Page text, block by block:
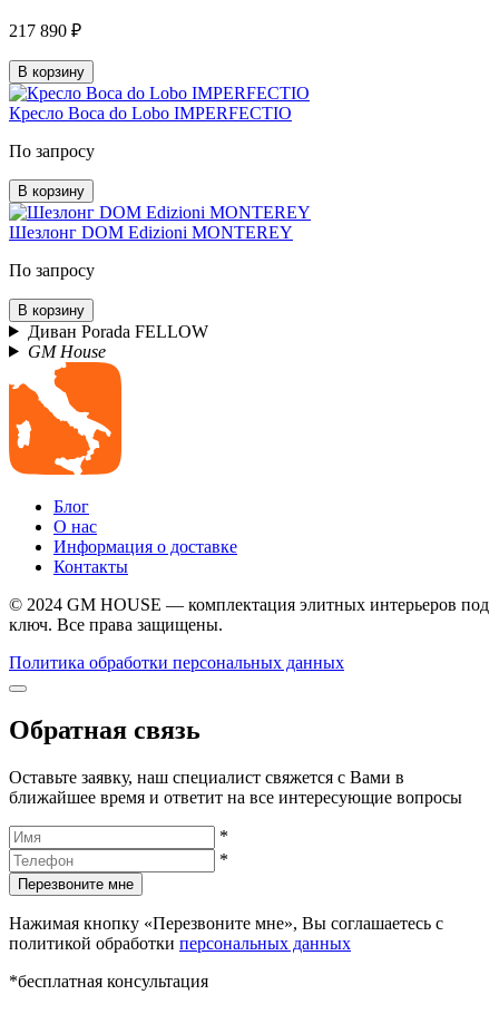
217 890 ₽
В корзину
Кресло Boca do Lobo IMPERFECTIO
По запросу
В корзину
Шезлонг DOM Edizioni MONTEREY
По запросу
В корзину
Диван Porada FELLOW
GM House
Блог
О нас
Информация о доставке
Контакты
© 2024 GM HOUSE — комплектация элитных интерьеров под
ключ. Все права защищены.
Политика обработки персональных данных
Обратная связь
Оставьте заявку, наш специалист свяжется с Вами в
ближайшее время и ответит на все интересующие вопросы
*
*
Перезвоните мне
Нажимая кнопку «Перезвоните мне», Вы соглашаетесь с
политикой обработки персональных данных
*бесплатная консультация